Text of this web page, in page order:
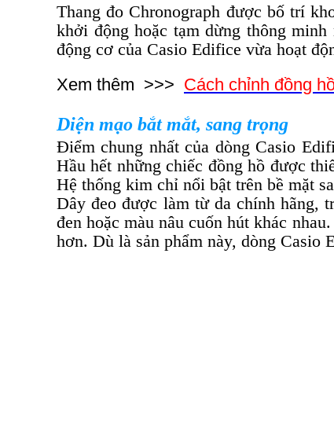
Thang đo Chronograph được bố trí
khởi động hoặc tạm dừng thông
động cơ của Casio Edifice vừa hoạt
Xem thêm >>> Cách chỉnh đồng
Diện mạo bắt mắt, sang trọng
Điểm chung nhất của dòng Casio
Hầu hết những chiếc đồng hồ được
Hệ thống kim chỉ nổi bật trên bề mặt
Dây đeo được làm từ da chính hãng,
đen hoặc màu nâu cuốn hút khác
hơn. Dù là sản phẩm này, dòng Casio